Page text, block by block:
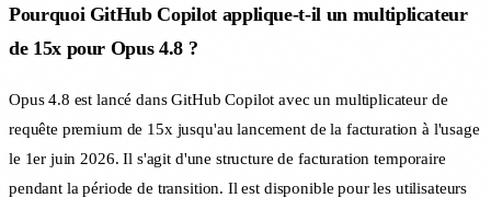
Pourquoi GitHub Copilot applique-t-il un multiplicateur
de 15x pour Opus 4.8 ?
Opus 4.8 est lancé dans GitHub Copilot avec un multiplicateur de
requête premium de 15x jusqu'au lancement de la facturation à l'usage
le 1er juin 2026. Il s'agit d'une structure de facturation temporaire
pendant la période de transition. Il est disponible pour les utilisateurs